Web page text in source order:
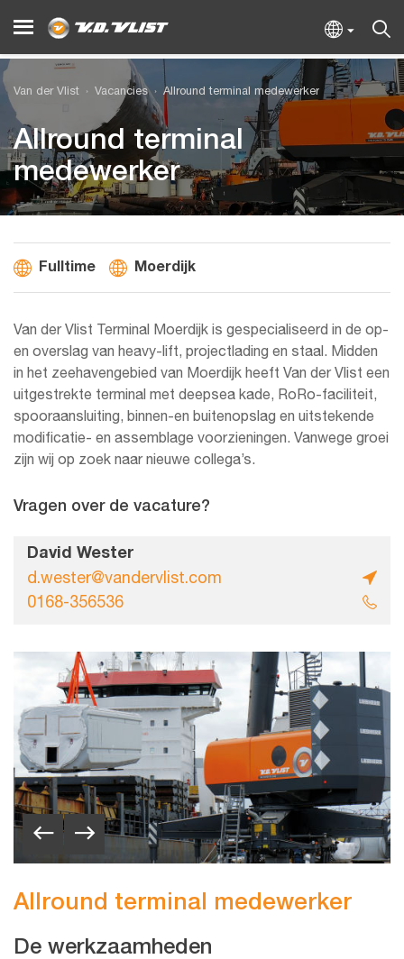
Van der Vlist Vacancies Allround terminal medewerker
Allround terminal
medewerker
Fulltime Moerdijk
Van der Vlist Terminal Moerdijk is gespecialiseerd in de op-
en overslag van heavy-lift, projectlading en staal. Midden
in het zeehavengebied van Moerdijk heeft Van der Vlist een
uitgestrekte terminal met deepsea kade, RoRo-faciliteit,
spooraansluiting, binnen-en buitenopslag en uitstekende
modificatie- en assemblage voorzieningen. Vanwege groei
zijn wij op zoek naar nieuwe collega’s.
Vragen over de vacature?
David Wester
d.wester@vandervlist.com
0168-356536
Allround terminal medewerker
De werkzaamheden